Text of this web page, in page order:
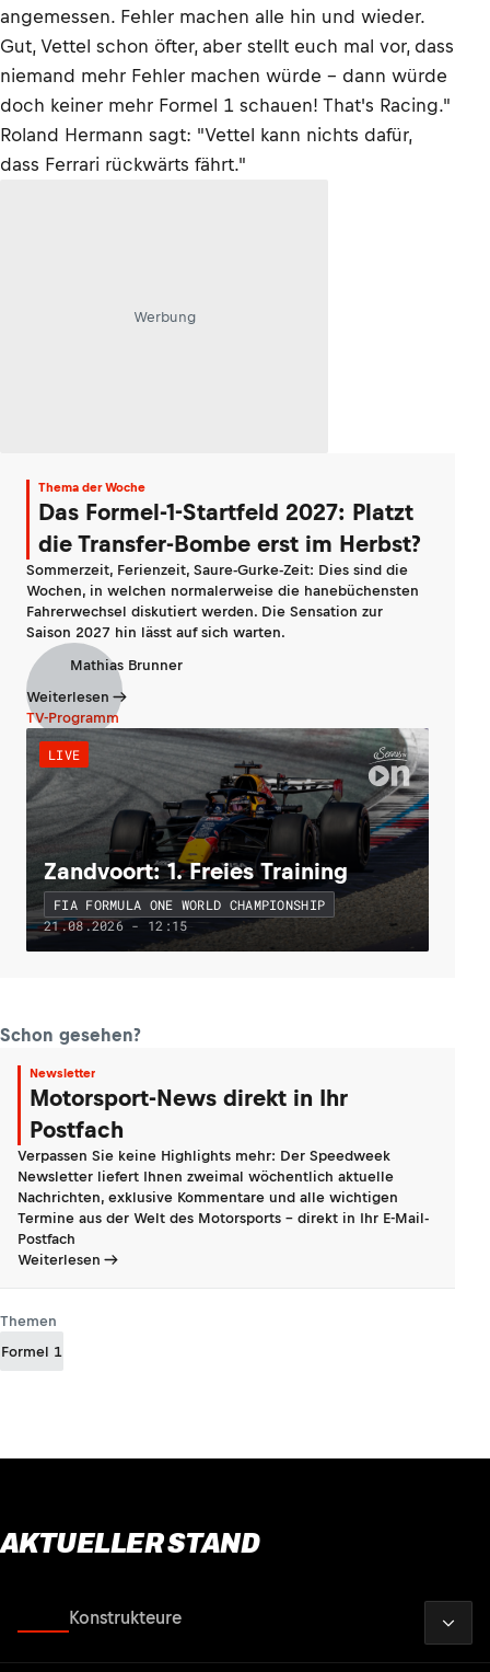
angemessen. Fehler machen alle hin und wieder.
Gut, Vettel schon öfter, aber stellt euch mal vor, dass
niemand mehr Fehler machen würde – dann würde
doch keiner mehr Formel 1 schauen! That's Racing."
Roland Hermann sagt: "Vettel kann nichts dafür,
dass Ferrari rückwärts fährt."
Werbung
Thema der Woche
Das Formel-1-Startfeld 2027: Platzt
die Transfer-Bombe erst im Herbst?
Sommerzeit, Ferienzeit, Saure-Gurke-Zeit: Dies sind die
Wochen, in welchen normalerweise die hanebüchensten
Fahrerwechsel diskutiert werden. Die Sensation zur
Saison 2027 hin lässt auf sich warten.
Mathias Brunner
Weiterlesen
TV-Programm
LIVE
Zandvoort: 1. Freies Training
FIA FORMULA ONE WORLD CHAMPIONSHIP
21.08.2026 - 12:15
Schon gesehen?
Newsletter
Motorsport-News direkt in Ihr
Postfach
Verpassen Sie keine Highlights mehr: Der Speedweek
Newsletter liefert Ihnen zweimal wöchentlich aktuelle
Nachrichten, exklusive Kommentare und alle wichtigen
Termine aus der Welt des Motorsports - direkt in Ihr E-Mail-
Postfach
Weiterlesen
Themen
Formel 1
AKTUELLER STAND
Konstrukteure